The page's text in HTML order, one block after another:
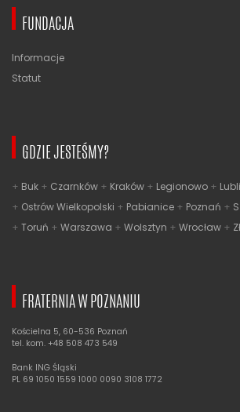
FUNDACJA
Informacje
Statut
GDZIE JESTEŚMY?
Buk Czarnków Kraków Legionowo
Ostrów Wielkopolski
Pabianice Poznań
Toruń
Warszawa Wolsztyn Wrocław
FRATERNIA W POZNANIU
Kościelna 5, 60-536 Poznań
tel. kom. +48 508 473 549
Bank ING Śląski
PL 69 1050 1559 1000 0090 3108 1772